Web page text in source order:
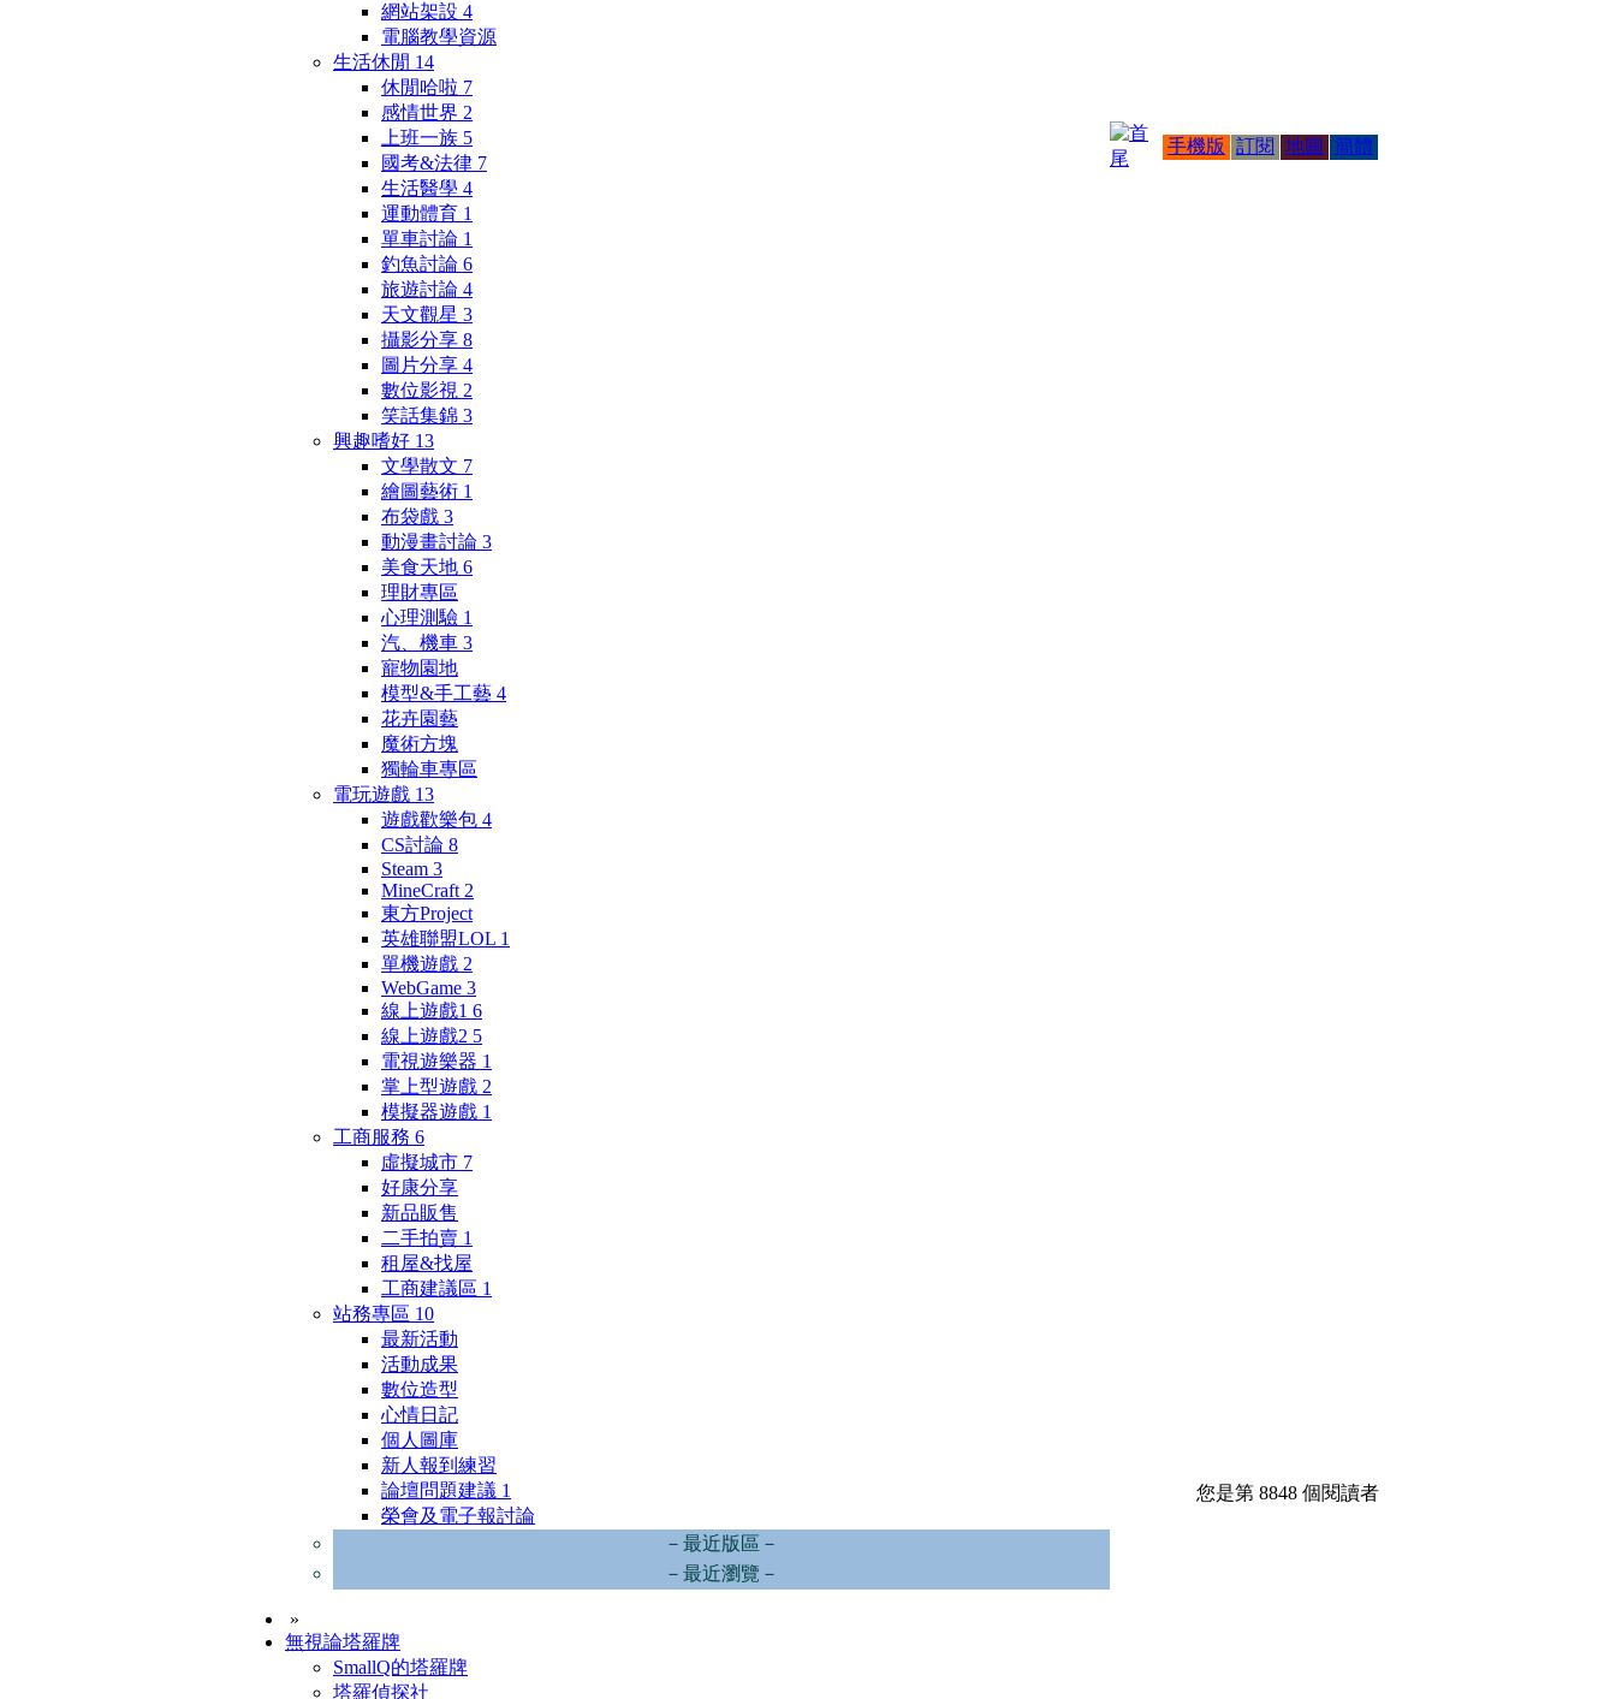
網站架設 4
電腦教學資源
生活休閒 14
休閒哈啦 7
感情世界 2
上班一族 5
國考&法律 7
生活醫學 4
運動體育 1
單車討論 1
釣魚討論 6
旅遊討論 4
天文觀星 3
攝影分享 8
圖片分享 4
數位影視 2
笑話集錦 3
興趣嗜好 13
文學散文 7
繪圖藝術 1
布袋戲 3
動漫畫討論 3
美食天地 6
理財專區
心理測驗 1
汽、機車 3
寵物園地
模型&手工藝 4
花卉園藝
魔術方塊
獨輪車專區
電玩遊戲 13
遊戲歡樂包 4
CS討論 8
Steam 3
MineCraft 2
東方Project
英雄聯盟LOL 1
單機遊戲 2
WebGame 3
線上遊戲1 6
線上遊戲2 5
電視遊樂器 1
掌上型遊戲 2
模擬器遊戲 1
工商服務 6
虛擬城市 7
好康分享
新品販售
二手拍賣 1
租屋&找屋
工商建議區 1
站務專區 10
最新活動
活動成果
數位造型
心情日記
個人圖庫
新人報到練習
論壇問題建議 1
榮會及電子報討論
－最近版區－
－最近瀏覽－
»
無視論塔羅牌
SmallQ的塔羅牌
塔羅偵探社
手機版 訂閱 地圖 簡體
您是第 8848 個閱讀者